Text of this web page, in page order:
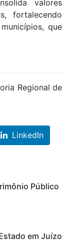
valores
fortalecendo
que
Regional de
LinkedIn
Público
em Juízo